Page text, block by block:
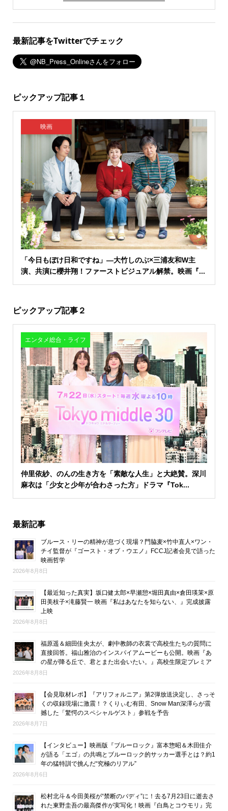
最新記事をTwitterでチェック
ピックアップ記事１
映画
「今日もぼけ日和ですね」―大竹しのぶ×三浦友和W主
演、共演に櫻井翔！ファーストビジュアル解禁。映画『...
ピックアップ記事２
エンタメ総合・ライフ
仲里依紗、のんの生き方を「素敵な人生」と大絶賛。深川
麻衣は「少女と少年が合わさった方」ドラマ『Tok...
最新記事
ブルース・リーの精神が息づく現場？門脇麦×竹中直人×ワン・
チイ監督が『ゴースト・オブ・ウエノ』FCCJ記者会見で語った
映画哲学
2026年8月8日
【最近知った真実】坂口健太郎×早瀬憩×堀田真由×倉田瑛茉×原
田美枝子×滝藤賢一 映画『私はあなたを知らない、』完成披露
上映
2026年8月8日
福原遥＆細田佳央太が、劇中教師の衣裳で高校生たちの質問に
直接回答。福山雅治のインスパイアムービーも公開。映画『あ
の星が降る丘で、君とまた出会いたい。』高校生限定プレミア
2026年8月8日
【会見取材レポ】『アリフォルニア』第2弾放送決定し、さっそ
くの収録現場に激震！？くりぃむ有田、Snow Man深澤らが震
撼した「驚愕のスペシャルゲスト」参戦を予告
2026年8月7日
【インタビュー】映画版『ブルーロック』富本惣昭＆木田佳介
が語る「エゴ」の共鳴とブルーロック的サッカー選手とは？約1
年の猛特訓で挑んだ“究極のリアル”
2026年8月6日
松村北斗＆今田美桜が“禁断のバディ”に！去る7月23日に逝去さ
れた東野圭吾の最高傑作が実写化！映画『白鳥とコウモリ』完